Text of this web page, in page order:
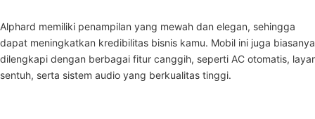
Alphard memiliki penampilan yang mewah dan elegan, sehingga
dapat meningkatkan kredibilitas bisnis kamu. Mobil ini juga biasanya
dilengkapi dengan berbagai fitur canggih, seperti AC otomatis, layar
sentuh, serta sistem audio yang berkualitas tinggi.